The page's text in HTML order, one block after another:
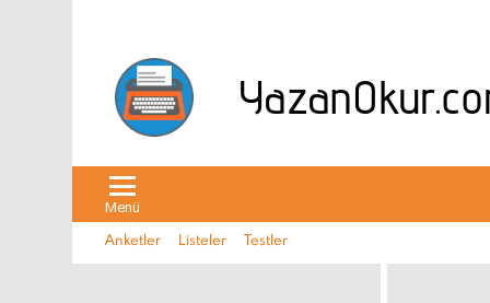
Menü
Anketler Listeler Testler